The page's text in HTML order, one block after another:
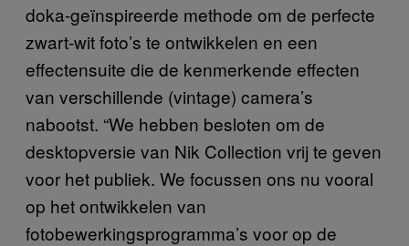
doka-geïnspireerde methode om de perfecte
zwart-wit foto’s te ontwikkelen en een
effectensuite die de kenmerkende effecten
van verschillende (vintage) camera’s
nabootst. “We hebben besloten om de
desktopversie van Nik Collection vrij te geven
voor het publiek. We focussen ons nu vooral
op het ontwikkelen van
fotobewerkingsprogramma’s voor op de